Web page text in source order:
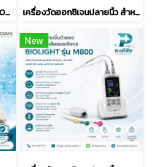
เครื่องวัดออกซิเจนปลายนิ้ว CONTEC รุ่น CMS50D2 เครื่องวัดออกซิเจนปลายนิ้ว สำหรับผู้ป่วยติดตามผลต่อเนื่อง ยี่ห้อ Creative รุ่น SP-20
New